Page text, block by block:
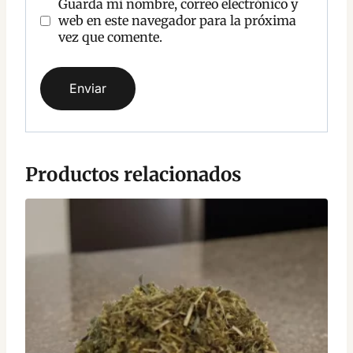
Guarda mi nombre, correo electrónico y
web en este navegador para la próxima
vez que comente.
Productos relacionados